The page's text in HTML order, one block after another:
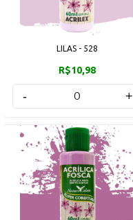
LILAS - 528
R$10,98
- +